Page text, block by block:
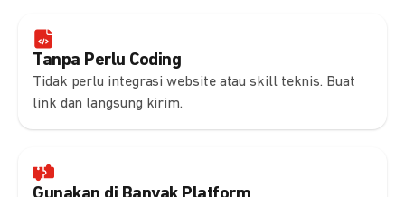
Tanpa Perlu Coding
Tidak perlu integrasi website atau skill teknis. Buat
link dan langsung kirim.